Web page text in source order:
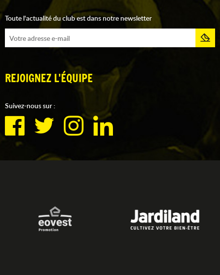
Toute l'actualité du club est dans notre newsletter
REJOIGNEZ L'ÉQUIPE
Suivez-nous sur :